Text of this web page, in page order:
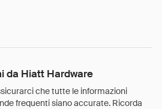
da Hiatt Hardware
che tutte le informazioni
frequenti siano accurate. Ricorda